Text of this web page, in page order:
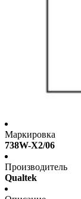
Маркировка
738W-X2/06
Производитель
Qualtek